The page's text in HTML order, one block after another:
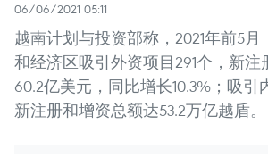
06/06/2021 05:11
越南计划与投资部称，2021年前5
和经济区吸引外资项目291个，新注
60.2亿美元，同比增长10.3%；吸引
新注册和增资总额达53.2万亿越盾。